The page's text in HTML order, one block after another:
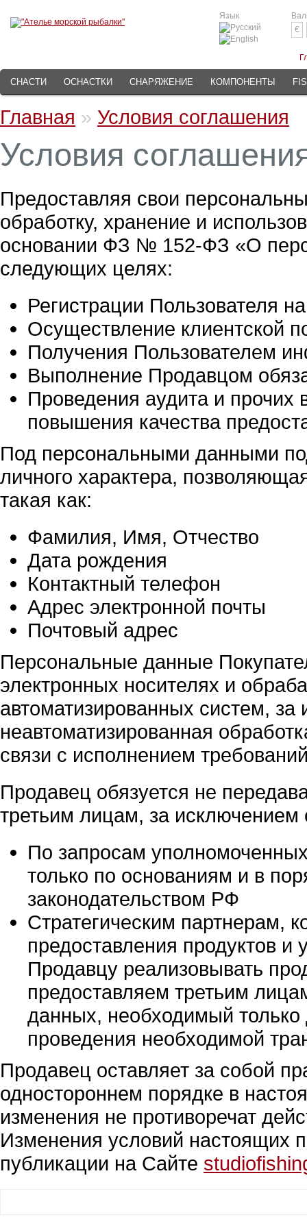
Язык
€
СНАСТИ ОСНАСТКИ СНАРЯЖЕНИЕ КОМПОНЕНТЫ
Главная » Условия соглашения
Условия
Предоставляя свои
обработку, хранение и
основании ФЗ № 152-ФЗ «О
следующих целях:
Регистрации Пользователя
Осуществление клиентской
Получения Пользователем
Выполнение Продавцом
Проведения аудита и прочих
повышения качества
Под персональными данными
личного характера,
такая как:
Фамилия, Имя, Отчество
Дата рождения
Контактный телефон
Адрес электронной почты
Почтовый адрес
Персональные данные
электронных носителях и
автоматизированных систем,
неавтоматизированная
связи с исполнением
Продавец обязуется не
третьим лицам, за
По запросам
только по основаниям и в
законодательством РФ
Стратегическим партнерам,
предоставления продуктов и
Продавцу реализовывать
предоставляем третьим
данных, необходимый только
проведения необходимой
Продавец оставляет за собой
одностороннем порядке в
изменения не противоречат
Изменения условий настоящих
публикации на Сайте